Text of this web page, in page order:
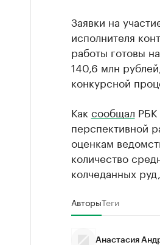
Заявки на
исполнителя
работы готовы
140,6 млн
конкурсной
Как сообщал РБК
перспективной
оценкам
количество
колчеданных
АвторыТеги
Анастасия